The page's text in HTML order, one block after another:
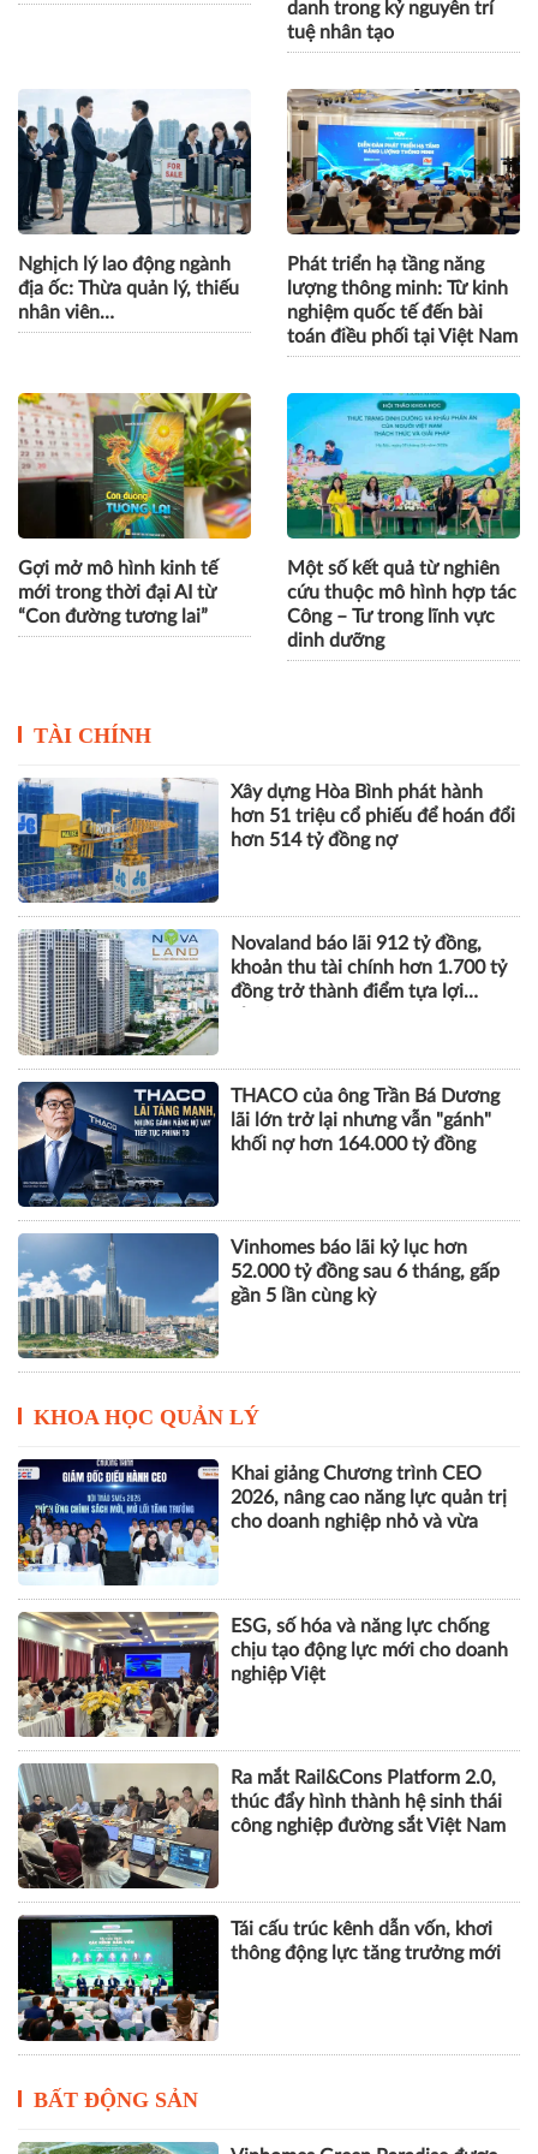
danh trong kỷ nguyên trí
tuệ nhân tạo
Nghịch lý lao động ngành
địa ốc: Thừa quản lý, thiếu
nhân viên…
Phát triển hạ tầng năng
lượng thông minh: Từ kinh
nghiệm quốc tế đến bài
toán điều phối tại Việt Nam
Gợi mở mô hình kinh tế
mới trong thời đại AI từ
“Con đường tương lai”
Một số kết quả từ nghiên
cứu thuộc mô hình hợp tác
Công – Tư trong lĩnh vực
dinh dưỡng
TÀI CHÍNH
Xây dựng Hòa Bình phát hành
hơn 51 triệu cổ phiếu để hoán đổi
hơn 514 tỷ đồng nợ
Novaland báo lãi 912 tỷ đồng,
khoản thu tài chính hơn 1.700 tỷ
đồng trở thành điểm tựa lợi
THACO của ông Trần Bá Dương
lãi lớn trở lại nhưng vẫn "gánh"
khối nợ hơn 164.000 tỷ đồng
Vinhomes báo lãi kỷ lục hơn
52.000 tỷ đồng sau 6 tháng, gấp
gần 5 lần cùng kỳ
KHOA HỌC QUẢN LÝ
Khai giảng Chương trình CEO
2026, nâng cao năng lực quản trị
cho doanh nghiệp nhỏ và vừa
ESG, số hóa và năng lực chống
chịu tạo động lực mới cho doanh
nghiệp Việt
Ra mắt Rail&Cons Platform 2.0,
thúc đẩy hình thành hệ sinh thái
công nghiệp đường sắt Việt Nam
Tái cấu trúc kênh dẫn vốn, khơi
thông động lực tăng trưởng mới
BẤT ĐỘNG SẢN